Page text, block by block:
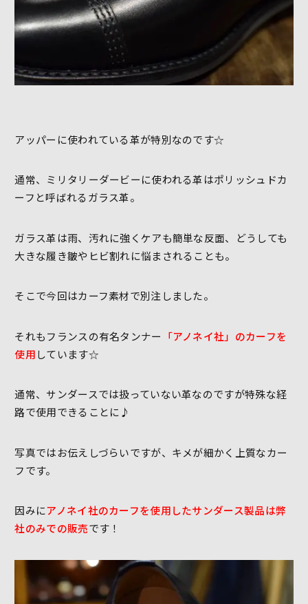
アッパーに使われている革が特別なのです☆
通常、ミリタリーダービーに使われる革はポリッシュドカ
ーフと呼ばれるガラス革。
ガラス革は雨、汚れに強くケアも簡単な反面、どうしても
大きな履き皺やヒビ割れに悩まされることも。
そこで今回はカーフ素材で別注しました。
それもフランスの有名タンナー 「アノネイ社」のカーフを
使用しています☆
通常、サンダースでは扱っていない革なのですが特殊な経
路で使用できることに♪
写真ではお伝えしづらいですが、キメが細かく上質なカー
フです。
因みにアノネイ社のカーフを使用したサンダース製品は弊
社のみでの販売です！